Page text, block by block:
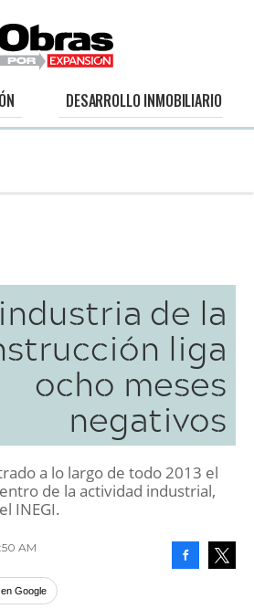
DESARROLLO INMOBILIARIO
de la
liga
ocho meses
negativos
a lo largo de todo 2013 el
de la actividad industrial,
INEGI.
AM
Google